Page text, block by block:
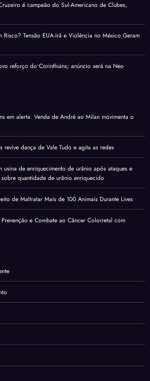
é campeão do Sul-Americano de Clubes,
Tensão EUA-Irã e Violência no México Geram
reforço do Corinthians; anúncio será na Neo
em alerta: Venda de André ao Milan movimenta o
revive dança de Vale Tudo e agita as redes
usina de enriquecimento de urânio após ataques e
quantidade de urânio enriquecido
de Maltratar Mais de 100 Animais Durante Lives
e Combate ao Câncer Colorretal com